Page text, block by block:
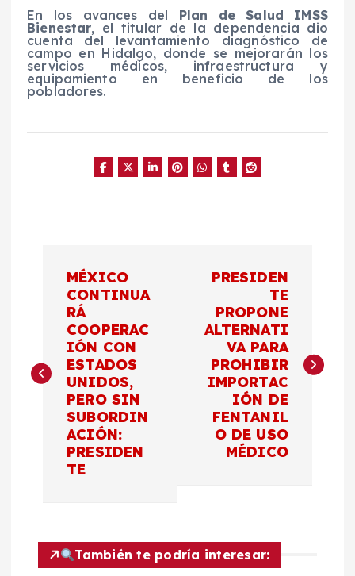
En los avances del Plan de Salud IMSS
Bienestar, el titular de la dependencia dio
cuenta del levantamiento diagnóstico de
campo en Hidalgo, donde se mejorarán los
servicios médicos, infraestructura y
equipamiento en beneficio de los
pobladores.
e
MÉXICO
CONTINUA
RÁ
COOPERAC
IÓN CON
ESTADOS
UNIDOS,
PERO SIN
SUBORDIN
ACIÓN:
PRESIDEN
TE
PRESIDEN
TE
PROPONE
ALTERNATI
VA PARA
PROHIBIR
IMPORTAC
IÓN DE
FENTANIL
O DE USO
MÉDICO
También te podría interesar: